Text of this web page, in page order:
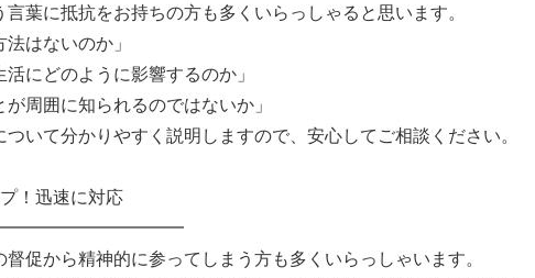
言葉に抵抗をお持ちの方も多くいらっしゃると思います。
法はないのか」
活にどのように影響するのか」
が周囲に知られるのではないか」
いて分かりやすく説明しますので、安心してご相談ください。
！迅速に対応
促から精神的に参ってしまう方も多くいらっしゃいます。